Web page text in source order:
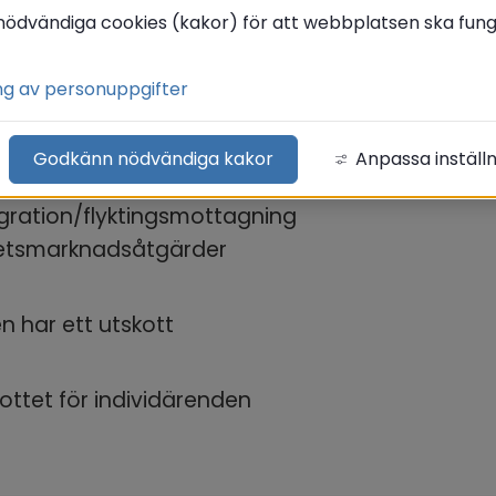
ansvarar för frågor
enligt socialtjänstlagen
för funktionshindrade
och familjeomsorg
flyktingsmottagning
har ett utskott
för individärenden
cookies (kakor) för att webbplatsen ska
av personuppgifter
Godkänn nödvändiga kakor Anpassa